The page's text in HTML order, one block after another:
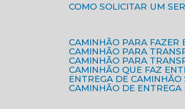
COMO SOLICITAR UM
CAMINHÃO PARA
CAMINHÃO PARA
CAMINHÃO PARA
CAMINHÃO QUE FAZ
ENTREGA DE
CAMINHÃO DE